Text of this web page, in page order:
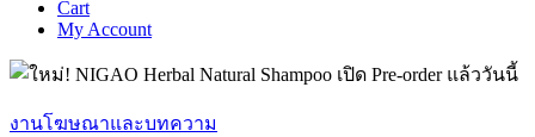
Cart
My Account
งานโฆษณาและบทความ